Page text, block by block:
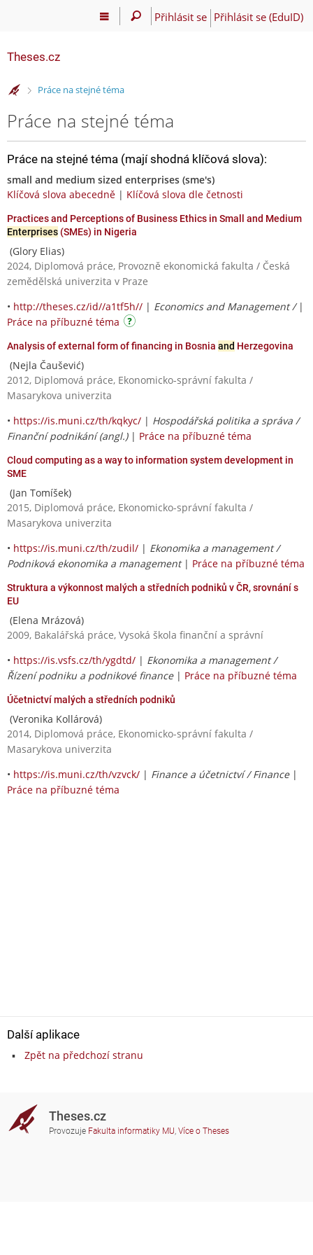
Přihlásit se Přihlásit se (EduID)
Theses.cz
>Práce na stejné téma
Práce na stejné téma
Práce na stejné téma (mají shodná klíčová slova):
small and medium sized enterprises (sme's)
Klíčová slova abecedně | Klíčová slova dle četnosti
Practices and Perceptions of Business Ethics in Small and Medium
Enterprises (SMEs) in Nigeria
(Glory Elias)
2024, Diplomová práce, Provozně ekonomická fakulta / Česká
zemědělská univerzita v Praze
• http://theses.cz/id//a1tf5h// | Economics and Management / |
Práce na příbuzné téma
Analysis of external form of financing in Bosnia and Herzegovina
(Nejla Čaušević)
2012, Diplomová práce, Ekonomicko-správní fakulta /
Masarykova univerzita
• https://is.muni.cz/th/kqkyc/ | Hospodářská politika a správa /
Finanční podnikání (angl.)| Práce na příbuzné téma
Cloud computing as a way to information system development in
SME
(Jan Tomíšek)
2015, Diplomová práce, Ekonomicko-správní fakulta /
Masarykova univerzita
• https://is.muni.cz/th/zudil/ | Ekonomika a management /
Podniková ekonomika a management| Práce na příbuzné téma
Struktura a výkonnost malých a středních podniků v ČR, srovnání s
EU
(Elena Mrázová)
2009, Bakalářská práce, Vysoká škola finanční a správní
• https://is.vsfs.cz/th/ygdtd/ | Ekonomika a management /
Řízení podniku a podnikové finance| Práce na příbuzné téma
Účetnictví malých a středních podniků
(Veronika Kollárová)
2014, Diplomová práce, Ekonomicko-správní fakulta /
Masarykova univerzita
• https://is.muni.cz/th/vzvck/ | Finance a účetnictví / Finance|
Práce na příbuzné téma
Další aplikace
Zpět na předchozí stranu
Theses.cz
Provozuje Fakulta informatiky MU, Více o Theses